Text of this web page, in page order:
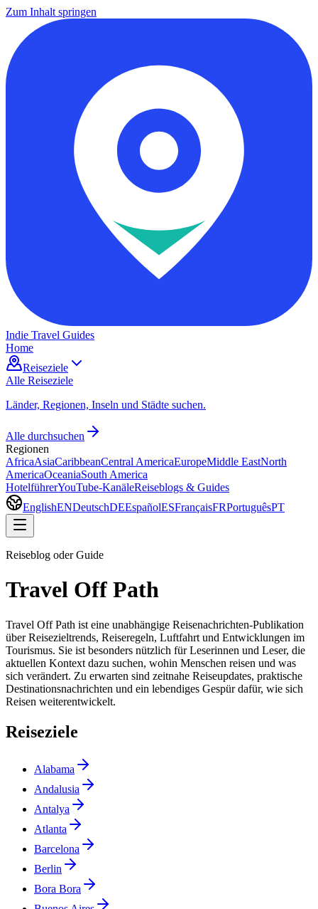
Zum Inhalt springen
Indie Travel Guides
Home
Reiseziele
Alle Reiseziele
Länder, Regionen, Inseln und Städte suchen.
Alle durchsuchen
Regionen
AfricaAsiaCaribbeanCentral AmericaEuropeMiddle EastNorth
AmericaOceaniaSouth America
HotelführerYouTube-KanäleReiseblogs & Guides
EnglishENDeutschDEEspañolESFrançaisFRPortuguêsPT
Reiseblog oder Guide
Travel Off Path
Travel Off Path ist eine unabhängige Reisenachrichten-Publikation
über Reisezieltrends, Reiseregeln, Luftfahrt und Entwicklungen im
Tourismus. Sie ist besonders nützlich für Leserinnen und Leser, die
aktuellen Kontext dazu suchen, wohin Menschen reisen und was
sich verändert. Zu erwarten sind zeitnahe Reiseupdates, praktische
Destinationsnachrichten und ein lebendiges Gespür dafür, wie sich
Reisen weiterentwickelt.
Reiseziele
Alabama
Andalusia
Antalya
Atlanta
Barcelona
Berlin
Bora Bora